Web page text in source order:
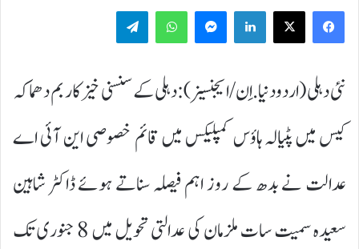
LinkedIn
WhatsApp
نئی دہلی (اردودنیا.اِن/ایجنسیز):دہلی کے سنسنی خیز کار بم دھماکہ
کیس میں پٹیالہ ہاؤس کمپلیکس میں قائم خصوصی این آئی اے
عدالت نے بدھ کے روز اہم فیصلہ سناتے ہوئے ڈاکٹر شاہین
سعیدہ سمیت سات ملزمان کی عدالتی تحویل میں 8 جنوری تک